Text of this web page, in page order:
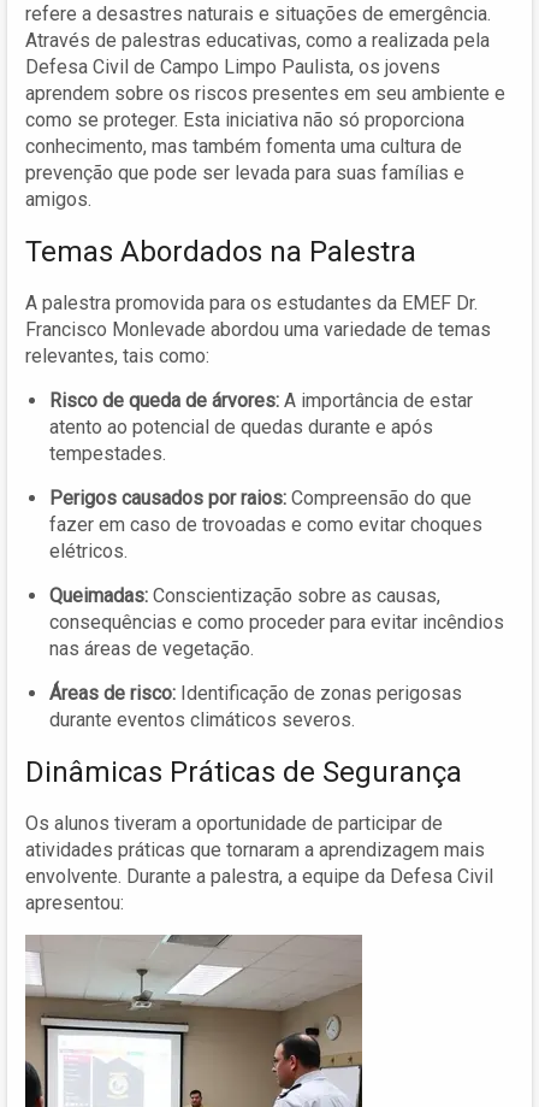
refere a desastres naturais e situações de emergência.
Através de palestras educativas, como a realizada pela
Defesa Civil de Campo Limpo Paulista, os jovens
aprendem sobre os riscos presentes em seu ambiente e
como se proteger. Esta iniciativa não só proporciona
conhecimento, mas também fomenta uma cultura de
prevenção que pode ser levada para suas famílias e
amigos.
Temas Abordados na Palestra
A palestra promovida para os estudantes da EMEF Dr.
Francisco Monlevade abordou uma variedade de temas
relevantes, tais como:
Risco de queda de árvores: A importância de estar
atento ao potencial de quedas durante e após
tempestades.
Perigos causados por raios: Compreensão do que
fazer em caso de trovoadas e como evitar choques
elétricos.
Queimadas: Conscientização sobre as causas,
consequências e como proceder para evitar incêndios
nas áreas de vegetação.
Áreas de risco: Identificação de zonas perigosas
durante eventos climáticos severos.
Dinâmicas Práticas de Segurança
Os alunos tiveram a oportunidade de participar de
atividades práticas que tornaram a aprendizagem mais
envolvente. Durante a palestra, a equipe da Defesa Civil
apresentou: